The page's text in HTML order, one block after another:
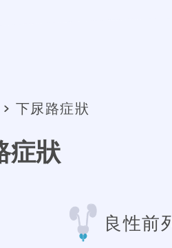
下尿路症狀
症狀
良性前